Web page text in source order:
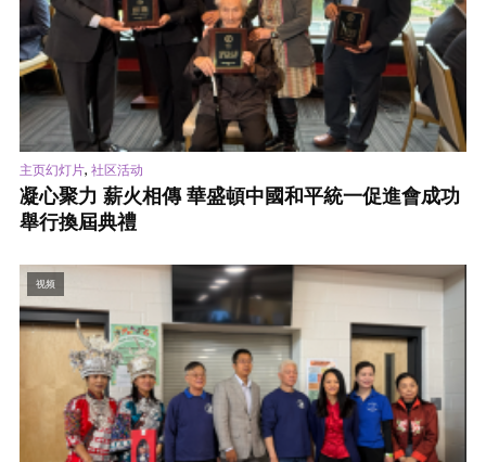
主页幻灯片, 社区活动
凝心聚力 薪火相傳 華盛頓中國和平統一促進會成功
舉行換屆典禮
视频